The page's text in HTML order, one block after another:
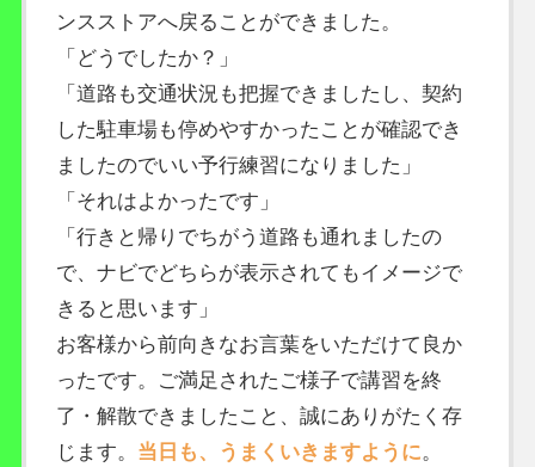
ンスストアへ戻ることができました。
「どうでしたか？」
「道路も交通状況も把握できましたし、契約
した駐車場も停めやすかったことが確認でき
ましたのでいい予行練習になりました」
「それはよかったです」
「行きと帰りでちがう道路も通れましたの
で、ナビでどちらが表示されてもイメージで
きると思います」
お客様から前向きなお言葉をいただけて良か
ったです。ご満足されたご様子で講習を終
了・解散できましたこと、誠にありがたく存
じます。 当日も、うまくいきますように。